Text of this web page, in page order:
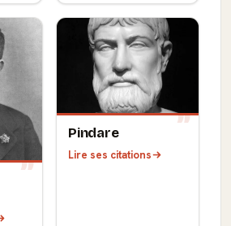
Pindare
Lire ses citations